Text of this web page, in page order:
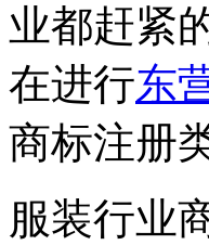
业都赶紧
在进行东
商标注
服装行业